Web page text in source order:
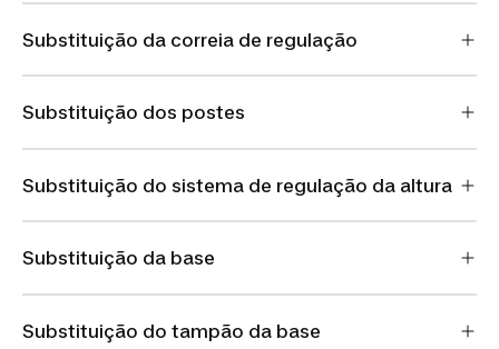
Substituição da correia de regulação
Substituição dos postes
Substituição do sistema de regulação da altura
Substituição da base
Substituição do tampão da base